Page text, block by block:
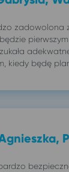
zadowolona
kiedy będę